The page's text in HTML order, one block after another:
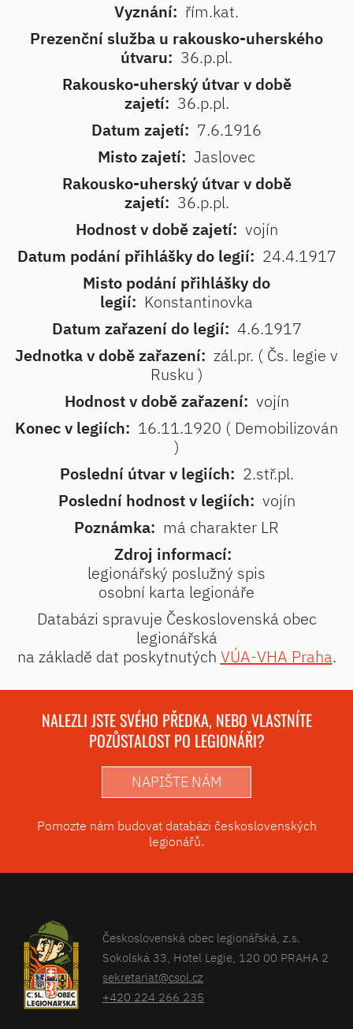
Vyznání: řím.kat.
Prezenční služba u rakousko-uherského
útvaru: 36.p.pl.
Rakousko-uherský útvar v době
zajetí: 36.p.pl.
Datum zajetí: 7.6.1916
Misto zajetí: Jaslovec
Rakousko-uherský útvar v době
zajetí: 36.p.pl.
Hodnost v době zajetí: vojín
Datum podání přihlášky do legií: 24.4.1917
Misto podání přihlášky do
legií: Konstantinovka
Datum zařazení do legií: 4.6.1917
Jednotka v době zařazení: zál.pr. ( Čs. legie v
Rusku )
Hodnost v době zařazení: vojín
Konec v legiích: 16.11.1920 ( Demobilizován
)
Poslední útvar v legiích: 2.stř.pl.
Poslední hodnost v legiích: vojín
Poznámka: má charakter LR
Zdroj informací:
legionářský poslužný spis
osobní karta legionáře
Databázi spravuje Československá obec
legionářská
na základě dat poskytnutých VÚA-VHA Praha.
NALEZLI JSTE SVÉHO PŘEDKA, NEBO VLASTNÍTE
POZŮSTALOST PO LEGIONÁŘI?
NAPIŠTE NÁM
Pomozte nám budovat databázi československých
legionářů.
Československá obec legionářská, z.s.
Sokolská 33, Hotel Legie, 120 00 PRAHA 2
sekretariat@csol.cz
+420 224 266 235